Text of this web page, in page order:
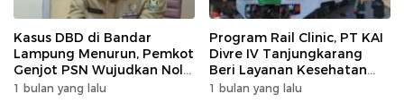
Kasus DBD di Bandar
Lampung Menurun, Pemkot
Genjot PSN Wujudkan Nol
Kematian
1 bulan yang lalu
Program Rail Clinic, PT KAI
Divre IV Tanjungkarang
Beri Layanan Kesehatan
Gratis 250 Warga
1 bulan yang lalu